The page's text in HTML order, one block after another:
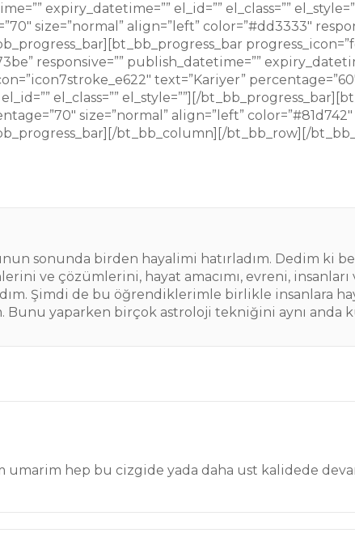
expiry_datetime=”” el_id=”” el_class=””
size=”normal” align=”left” color=”#dd3333″
responsive=”” publish_datetime=””
text=”Kariyer”
el_class=”” el_style=””][/
size=”normal” align=”left”
bt_bb_column][/bt_bb_row][/
sonunda birden hayalimi hatırladım. Dedim ki
ve çözümlerini, hayat amacımı, evreni,
Şimdi de bu öğrendiklerimle birlikle insanlara
Bunu yaparken birçok astroloji tekniğini aynı anda
hep bu cizgide yada daha ust kalidede